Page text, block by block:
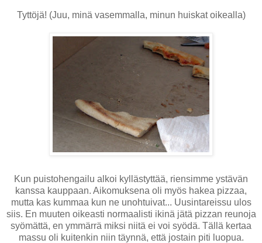
Tyttöjä! (Juu, minä vasemmalla, minun huiskat oikealla)
Kun puistohengailu alkoi kyllästyttää, riensimme ystävän
kanssa kauppaan. Aikomuksena oli myös hakea pizzaa,
mutta kas kummaa kun ne unohtuivat... Uusintareissu ulos
siis. En muuten oikeasti normaalisti ikinä jätä pizzan reunoja
syömättä, en ymmärrä miksi niitä ei voi syödä. Tällä kertaa
massu oli kuitenkin niin täynnä, että jostain piti luopua.